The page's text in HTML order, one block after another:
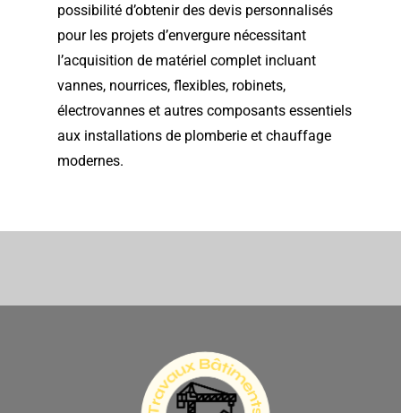
possibilité d’obtenir des devis personnalisés
pour les projets d’envergure nécessitant
l’acquisition de matériel complet incluant
vannes, nourrices, flexibles, robinets,
électrovannes et autres composants essentiels
aux installations de plomberie et chauffage
modernes.